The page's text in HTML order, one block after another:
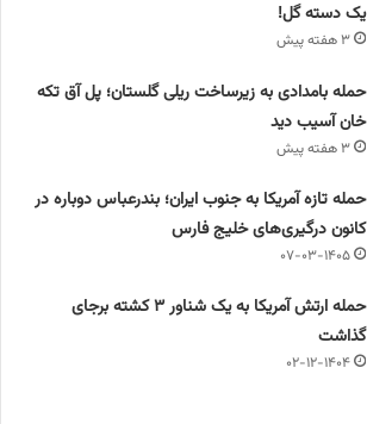
یک دسته گل!
۳ هفته پیش
حمله بامدادی به زیرساخت ریلی گلستان؛ پل آق‌ تکه‌
خان آسیب دید
۳ هفته پیش
حمله تازه آمریکا به جنوب ایران؛ بندرعباس دوباره در
کانون درگیری‌های خلیج فارس
۰۷-۰۳-۱۴۰۵
حمله ارتش آمریکا به یک شناور ۳ کشته برجای
گذاشت
۰۲-۱۲-۱۴۰۴